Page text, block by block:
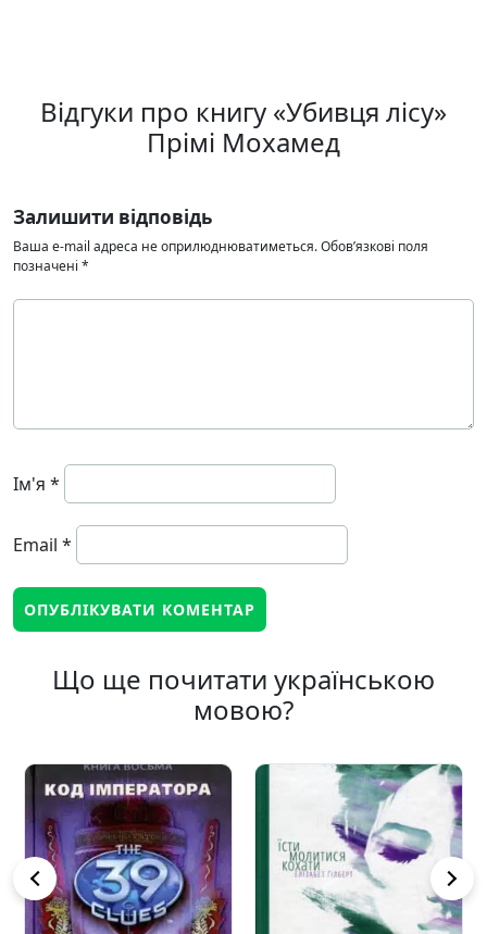
Відгуки про книгу «Убивця лісу»
Прімі Мохамед
Залишити відповідь
Ваша e-mail адреса не оприлюднюватиметься.Обов’язкові поля
позначені *
Ім'я *
Email *
Що ще почитати українською
мовою?